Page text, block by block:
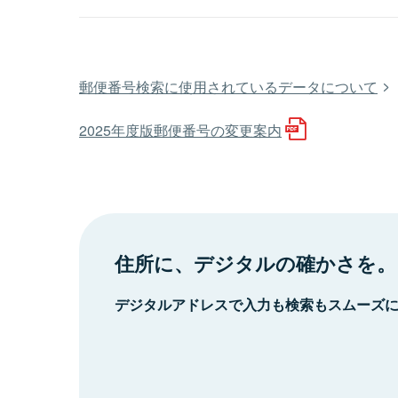
郵便番号検索に使用されているデータについて
2025年度版郵便番号の変更案内
住所に、デジタルの確かさを。
デジタルアドレスで入力も検索もスムーズ